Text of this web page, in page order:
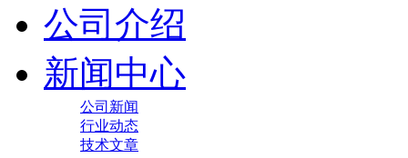
公司介绍
新闻中心
公司新闻
行业动态
技术文章